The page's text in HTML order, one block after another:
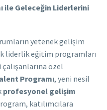
ile Geleceğin Liderlerini
yetenek gelişim
liderlik eğitim programları
özel
Programı, yeni nesil
profesyonel gelişim
katılımcılara